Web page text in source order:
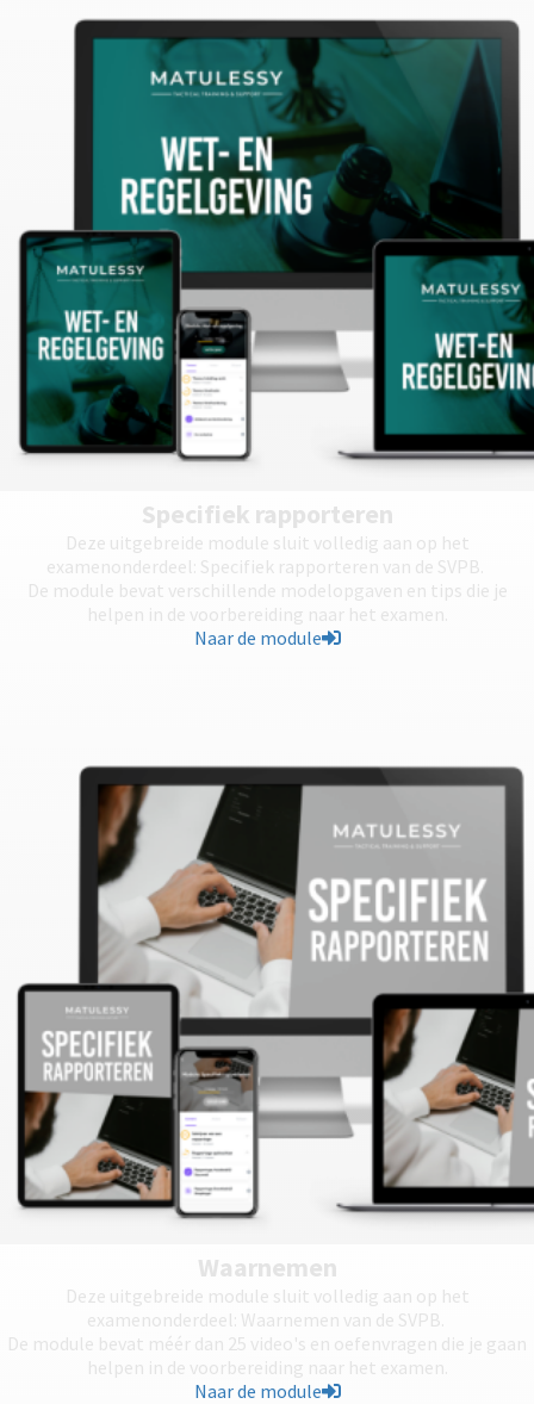
Specifiek rapporteren
Deze uitgebreide module sluit volledig aan op het
examenonderdeel: Specifiek rapporteren van de SVPB.
De module bevat verschillende modelopgaven en tips die je
helpen in de voorbereiding naar het examen.
Naar de module
Waarnemen
Deze uitgebreide module sluit volledig aan op het
examenonderdeel: Waarnemen van de SVPB.
De module bevat méér dan 25 video's en oefenvragen die je gaan
helpen in de voorbereiding naar het examen.
Naar de module